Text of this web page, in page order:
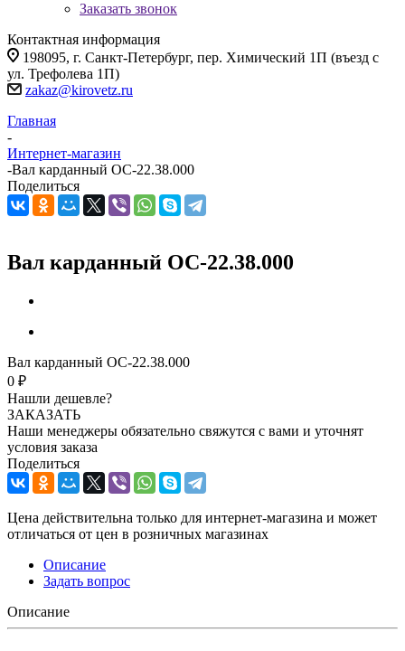
Заказать звонок
Контактная информация
198095, г. Санкт-Петербург, пер. Химический 1П (въезд с
ул. Трефолева 1П)
zakaz@kirovetz.ru
Главная
-
Интернет-магазин
-Вал карданный ОС-22.38.000
Поделиться
Вал карданный ОС-22.38.000
Вал карданный ОС-22.38.000
0 ₽
Нашли дешевле?
ЗАКАЗАТЬ
Наши менеджеры обязательно свяжутся с вами и уточнят
условия заказа
Поделиться
Цена действительна только для интернет-магазина и может
отличаться от цен в розничных магазинах
Описание
Задать вопрос
Описание